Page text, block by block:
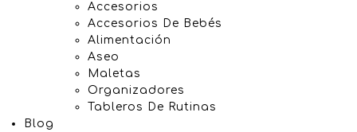
Accesorios
Accesorios De Bebés
Alimentación
Aseo
Maletas
Organizadores
Tableros De Rutinas
Blog